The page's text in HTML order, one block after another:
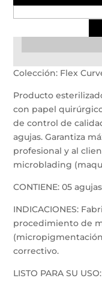
Colección: Flex
Producto
con papel
de control de
agujas. Garantiza
profesional y al
microblading
CONTIENE: 05
INDICACIONES:
procedimiento de
correctivo.
LISTO PARA SU